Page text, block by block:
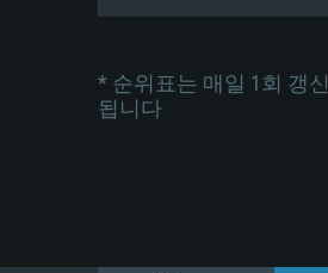
* 순위표는 매일 1회 갱신
됩니다